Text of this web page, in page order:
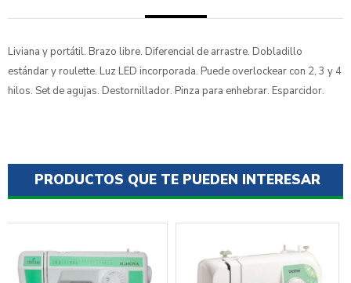
Liviana y portátil. Brazo libre. Diferencial de arrastre. Dobladillo
estándar y roulette. Luz LED incorporada. Puede overlockear con 2, 3 y 4
hilos. Set de agujas. Destornillador. Pinza para enhebrar. Esparcidor.
PRODUCTOS QUE TE PUEDEN INTERESAR